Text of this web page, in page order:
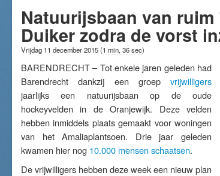
Natuurijsbaan van ruim
Duiker zodra de vorst
Vrijdag 11 december 2015(1 min, 36 sec)
BARENDRECHT – Tot enkele jaren geleden had
Barendrecht dankzij een groep vrijwilligers
jaarlijks een natuurijsbaan op de oude
hockeyvelden in de Oranjewijk. Deze velden
hebben inmiddels plaats gemaakt voor woningen
van het Amaliaplantsoen. Drie jaar geleden
kwamen hier nog 10.000 mensen schaatsen.
De vrijwilligers hebben deze week een nieuw plan